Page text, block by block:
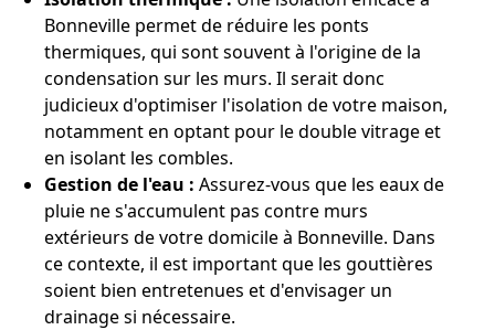
Bonneville permet de réduire les ponts
thermiques, qui sont souvent à l'origine de la
condensation sur les murs. Il serait donc
judicieux d'optimiser l'isolation de votre maison,
notamment en optant pour le double vitrage et
en isolant les combles.
Gestion de l'eau : Assurez-vous que les eaux de
pluie ne s'accumulent pas contre murs
extérieurs de votre domicile à Bonneville. Dans
ce contexte, il est important que les gouttières
soient bien entretenues et d'envisager un
drainage si nécessaire.